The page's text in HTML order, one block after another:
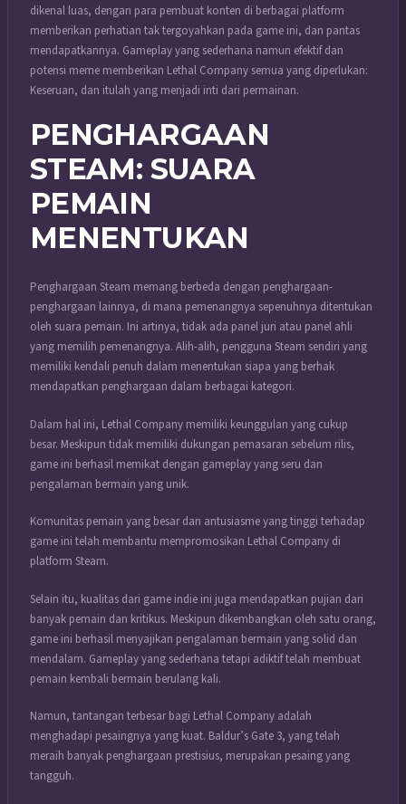
dikenal luas, dengan para pembuat konten di berbagai platform
memberikan perhatian tak tergoyahkan pada game ini, dan pantas
mendapatkannya. Gameplay yang sederhana namun efektif dan
potensi meme memberikan Lethal Company semua yang diperlukan:
Keseruan, dan itulah yang menjadi inti dari permainan.
PENGHARGAAN
STEAM: SUARA
PEMAIN
MENENTUKAN
Penghargaan Steam memang berbeda dengan penghargaan-
penghargaan lainnya, di mana pemenangnya sepenuhnya ditentukan
oleh suara pemain. Ini artinya, tidak ada panel juri atau panel ahli
yang memilih pemenangnya. Alih-alih, pengguna Steam sendiri yang
memiliki kendali penuh dalam menentukan siapa yang berhak
mendapatkan penghargaan dalam berbagai kategori.
Dalam hal ini, Lethal Company memiliki keunggulan yang cukup
besar. Meskipun tidak memiliki dukungan pemasaran sebelum rilis,
game ini berhasil memikat dengan gameplay yang seru dan
pengalaman bermain yang unik.
Komunitas pemain yang besar dan antusiasme yang tinggi terhadap
game ini telah membantu mempromosikan Lethal Company di
platform Steam.
Selain itu, kualitas dari game indie ini juga mendapatkan pujian dari
banyak pemain dan kritikus. Meskipun dikembangkan oleh satu orang,
game ini berhasil menyajikan pengalaman bermain yang solid dan
mendalam. Gameplay yang sederhana tetapi adiktif telah membuat
pemain kembali bermain berulang kali.
Namun, tantangan terbesar bagi Lethal Company adalah
menghadapi pesaingnya yang kuat. Baldur’s Gate 3, yang telah
meraih banyak penghargaan prestisius, merupakan pesaing yang
tangguh.